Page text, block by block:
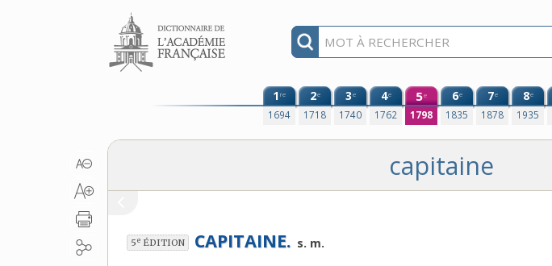
Aller au contenu
1re
1694
2e
1718
3e
1740
4e
1762
5e
1798
6e
1835
7e
1878
8e
1935
capitaine
5e ÉDITION CAPITAINE. s. m.